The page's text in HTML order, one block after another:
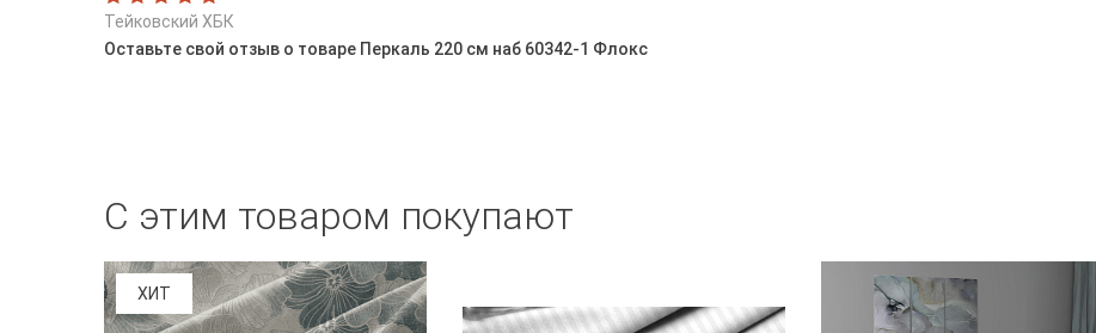
Тейковский ХБК
Оставьте свой отзыв о товаре Перкаль 220 см наб 60342-1 Флокс
С этим товаром покупают
ХИТ